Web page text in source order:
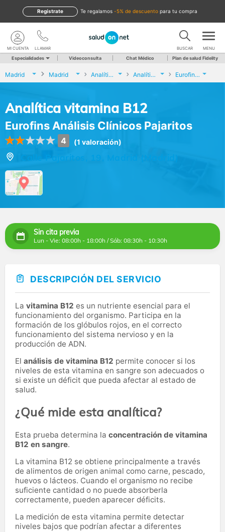
te regalamos -5% de descuento para tu compra
Regístrate
LLAMAR
MI CUENTA BUSCAR MENU
Especialidades Videoconsulta Chat Médico Plan de salud Fidelity
Madrid Madrid Analíticas y Genética Analítica vitamina B12 Eurofins Análisis Clínicos Pajaritos
Analítica vitamina B12
Eurofins Análisis Clínicos Pajaritos
4 (1 valoración)
Calle Pajaritos, 19, Madrid (Madrid)
Sin cita previa
Lun - Vie: 08:00h - 18:00h / Sáb: 08:30h - 10:30h
DESCRIPCIÓN DEL SERVICIO
La vitamina B12 es un nutriente esencial para el
funcionamiento del organismo. Participa en la
formación de los glóbulos rojos, en el correcto
funcionamiento del sistema nervioso y en la
producción de ADN.
El análisis de vitamina B12 permite conocer si los
niveles de esta vitamina en sangre son adecuados o
si existe un déficit que pueda afectar al estado de
salud.
¿Qué mide esta analítica?
Esta prueba determina la concentración de vitamina
B12 en sangre.
La vitamina B12 se obtiene principalmente a través
de alimentos de origen animal como carne, pescado,
huevos o lácteos. Cuando el organismo no recibe
suficiente cantidad o no puede absorberla
correctamente, pueden aparecer déficits.
La medición de esta vitamina permite detectar
niveles bajos que podrían afectar a diferentes